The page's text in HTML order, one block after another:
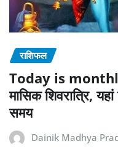
राशिफल
Today is
मासिक शिवरात्रि,
समय
Dainik Madhya